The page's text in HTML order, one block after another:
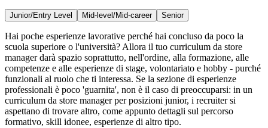
Junior/Entry Level Mid-level/Mid-career Senior
Hai poche esperienze lavorative perché hai concluso da poco la
scuola superiore o l'università? Allora il tuo curriculum da store
manager darà spazio soprattutto, nell'ordine, alla formazione, alle
competenze e alle esperienze di stage, volontariato e hobby - purché
funzionali al ruolo che ti interessa. Se la sezione di esperienze
professionali è poco 'guarnita', non è il caso di preoccuparsi: in un
curriculum da store manager per posizioni junior, i recruiter si
aspettano di trovare altro, come appunto dettagli sul percorso
formativo, skill idonee, esperienze di altro tipo.